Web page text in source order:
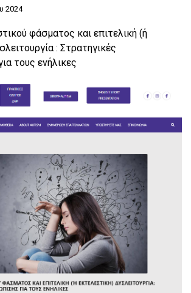
2024
φάσματος και επιτελική (ή
: Στρατηγικές
τους ενήλικες